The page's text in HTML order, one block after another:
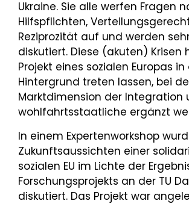
Ukraine. Sie alle werfen Fragen
Hilfspflichten,
Reziprozität auf und werden
diskutiert. Diese (akuten) Krisen
Projekt eines sozialen Europas in
Hintergrund treten lassen, bei
Marktdimension der Integration
wohlfahrtsstaatliche ergänzt
In einem Expertenworkshop
Zukunftsaussichten einer
sozialen EU im Lichte der
Forschungsprojekts an der TU
diskutiert. Das Projekt war